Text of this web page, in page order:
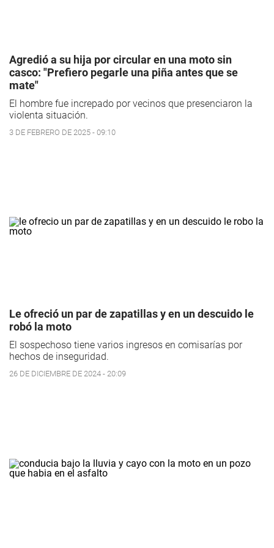
Agredió a su hija por circular en una moto sin
casco: "Prefiero pegarle una piña antes que se
mate"
El hombre fue increpado por vecinos que presenciaron la
violenta situación.
3 DE FEBRERO DE 2025 - 09:10
Le ofreció un par de zapatillas y en un descuido le
robó la moto
El sospechoso tiene varios ingresos en comisarías por
hechos de inseguridad.
26 DE DICIEMBRE DE 2024 - 20:09